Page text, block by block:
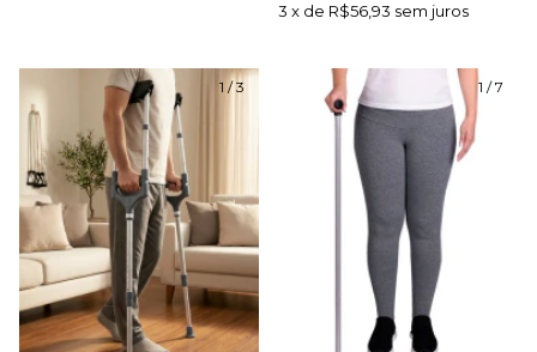
3 x de R$56,93 sem juros
1 /3 1 /7